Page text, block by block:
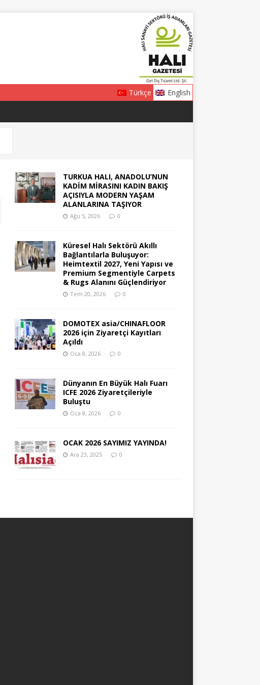
Türkçe
English
TURKUA HALI, ANADOLU’NUN
KADİM MİRASINI KADIN BAKIŞ
AÇISIYLA MODERN YAŞAM
ALANLARINA TAŞIYOR
Ağu 5, 2026 0
Küresel Halı Sektörü Akıllı
Bağlantılarla Buluşuyor:
Heimtextil 2027, Yeni Yapısı ve
Premium Segmentiyle Carpets
& Rugs Alanını Güçlendiriyor
Tem 20, 2026 0
DOMOTEX asia/CHINAFLOOR
2026 için Ziyaretçi Kayıtları
Açıldı
Oca 8, 2026 0
Dünyanın En Büyük Halı Fuarı
ICFE 2026 Ziyaretçileriyle
Buluştu
Oca 8, 2026 0
OCAK 2026 SAYIMIZ YAYINDA!
Ara 23, 2025 0